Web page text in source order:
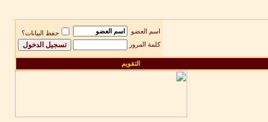
اسم العضو
حفظ البيانات؟
كلمة المرور
التقويم